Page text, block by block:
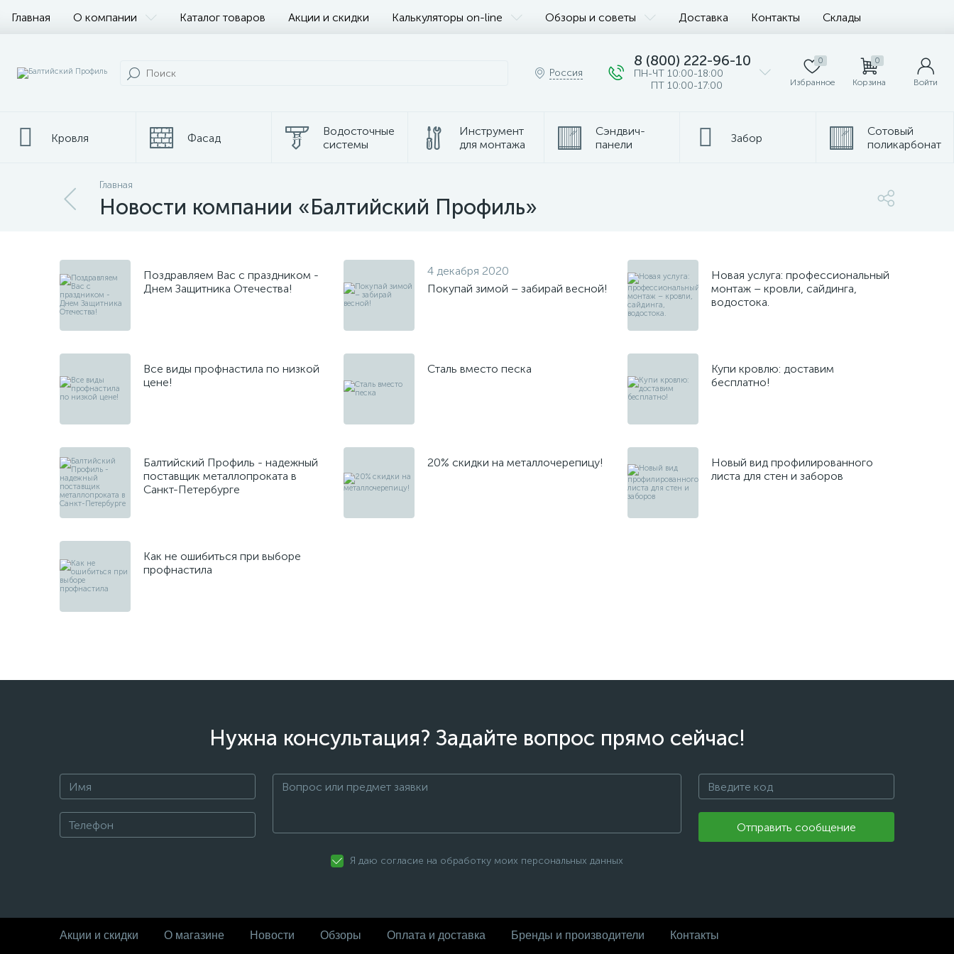
Главная О компании Каталог товаров Акции и скидки Калькуляторы on-line Обзоры и советы Доставка Контакты Склады
Россия
8 (800) 222-96-10
ПН-ЧТ 10:00-18:00
ПТ 10:00-17:00
0
Избранное
0
Корзина Войти
Кровля Фасад
Водосточные
системы
Инструмент
для монтажа
Сэндвич-
панели
Забор
Сотовый
поликарбонат
Металлопрокат
Главная
Новости компании «Балтийский Профиль»
Поздравляем Вас с праздником -
Днем Защитника Отечества!
4 декабря 2020
Покупай зимой – забирай весной!
Новая услуга: профессиональный
монтаж – кровли, сайдинга,
водостока.
Все виды профнастила по низкой
цене!
Сталь вместо песка
Купи кровлю: доставим
бесплатно!
Балтийский Профиль - надежный
поставщик металлопроката в
Санкт-Петербурге
20% скидки на металлочерепицу!
Новый вид профилированного
листа для стен и заборов
Как не ошибиться при выборе
профнастила
Нужна консультация? Задайте вопрос прямо сейчас!
Отправить сообщение
Я даю согласие на обработку моих персональных данных
Акции и скидки О магазине Новости Обзоры Оплата и доставка Бренды и производители Контакты